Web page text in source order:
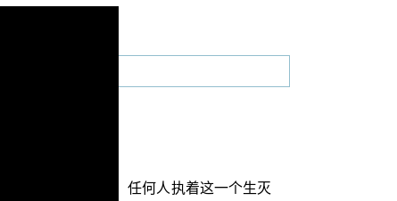
不管是佛门内外，任何人执着这一个生灭